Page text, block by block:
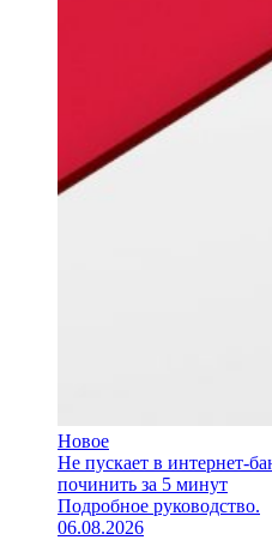
Новое
Не пускает в интернет-
починить за 5 минут
Подробное руководство.
06.08.2026